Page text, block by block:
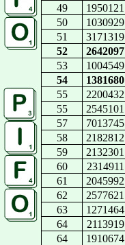
49
1950121
50
1030929
51
3171319
52
2642097
53
1004549
54
1381680
55
2200432
55
2545101
57
7013745
58
2182812
59
2132301
60
2314911
61
2045992
62
2577621
63
1271464
64
2113919
64
1910674